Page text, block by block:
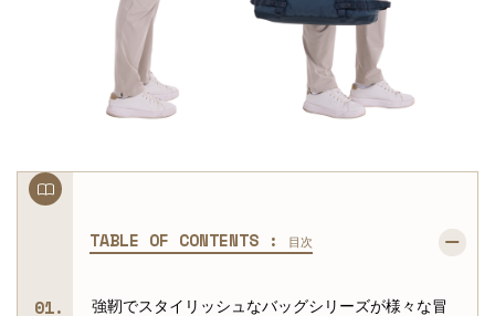
TABLE OF CONTENTS : 目次
強靭でスタイリッシュなバッグシリーズが様々な冒